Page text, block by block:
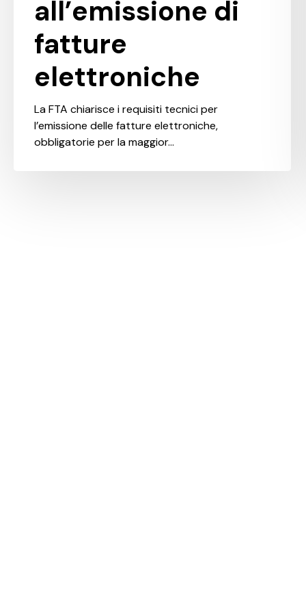
all’emissione di
fatture
elettroniche
La FTA chiarisce i requisiti tecnici per
l’emissione delle fatture elettroniche,
obbligatorie per la maggior…